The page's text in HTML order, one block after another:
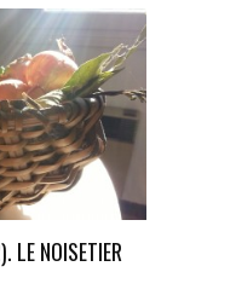
LE NOISETIER